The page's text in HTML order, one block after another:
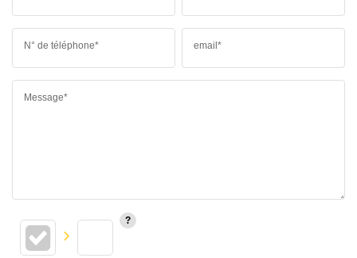
N° de téléphone* email*
Message*